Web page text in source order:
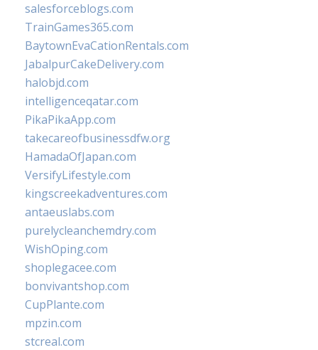
salesforceblogs.com
TrainGames365.com
BaytownEvaCationRentals.com
JabalpurCakeDelivery.com
halobjd.com
intelligenceqatar.com
PikaPikaApp.com
takecareofbusinessdfw.org
HamadaOfJapan.com
VersifyLifestyle.com
kingscreekadventures.com
antaeuslabs.com
purelycleanchemdry.com
WishOping.com
shoplegacee.com
bonvivantshop.com
CupPlante.com
mpzin.com
stcreal.com